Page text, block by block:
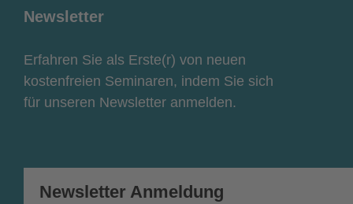
Newsletter
Erfahren Sie als Erste(r) von neuen
kostenfreien Seminaren, indem Sie sich
für unseren Newsletter anmelden.
Newsletter Anmeldung